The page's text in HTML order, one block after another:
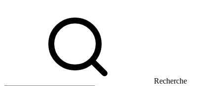
Recherche